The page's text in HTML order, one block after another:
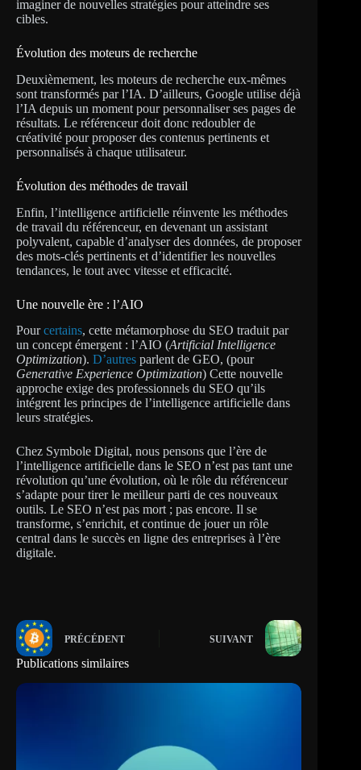
imaginer de nouvelles stratégies pour atteindre ses
cibles.
Évolution des moteurs de recherche
Deuxièmement, les moteurs de recherche eux-mêmes
sont transformés par l’IA. D’ailleurs, Google utilise déjà
l’IA depuis un moment pour personnaliser ses pages de
résultats. Le référenceur doit donc redoubler de
créativité pour proposer des contenus pertinents et
personnalisés à chaque utilisateur.
Évolution des méthodes de travail
Enfin, l’intelligence artificielle réinvente les méthodes
de travail du référenceur, en devenant un assistant
polyvalent, capable d’analyser des données, de proposer
des mots-clés pertinents et d’identifier les nouvelles
tendances, le tout avec vitesse et efficacité.
Une nouvelle ère : l’AIO
Pourcertains, cette métamorphose du SEO traduit par
un concept émergent : l’AIO (Artificial Intelligence
Optimization). D’autres parlent de GEO, (pour
Generative Experience Optimization) Cette nouvelle
approche exige des professionnels du SEO qu’ils
intégrent les principes de l’intelligence artificielle dans
leurs stratégies.
Chez Symbole Digital, nous pensons que l’ère de
l’intelligence artificielle dans le SEO n’est pas tant une
révolution qu’une évolution, où le rôle du référenceur
s’adapte pour tirer le meilleur parti de ces nouveaux
outils. Le SEO n’est pas mort ; pas encore. Il se
transforme, s’enrichit, et continue de jouer un rôle
central dans le succès en ligne des entreprises à l’ère
digitale.
PRÉCÉDENT SUIVANT
Publications similaires